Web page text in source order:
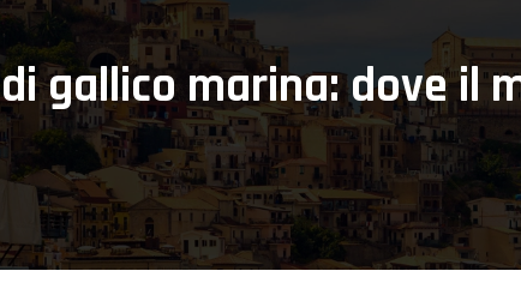
gallico marina: dove il